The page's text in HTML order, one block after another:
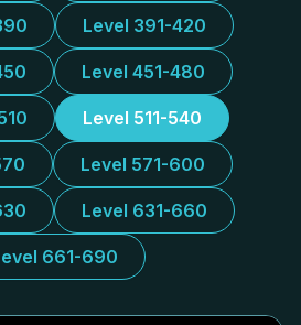
Level 391-420
Level 451-480
Level 511-540
Level 571-600
Level 631-660
661-690